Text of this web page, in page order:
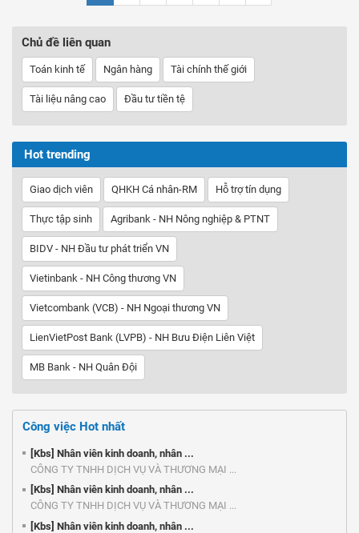
Chủ đề liên quan
Toán kinh tế Ngân hàng Tài chính thế giới
Tài liệu nâng cao Đầu tư tiền tệ
Hot trending
Giao dịch viên QHKH Cá nhân-RM Hỗ trợ tín dụng
Thực tập sinh Agribank - NH Nông nghiệp & PTNT
BIDV - NH Đầu tư phát triển VN
Vietinbank - NH Công thương VN
Vietcombank (VCB) - NH Ngoại thương VN
LienVietPost Bank (LVPB) - NH Bưu Điện Liên Việt
MB Bank - NH Quân Đội
Công việc Hot nhất
[Kbs] Nhân viên kinh doanh, nhân ...
CÔNG TY TNHH DỊCH VỤ VÀ THƯƠNG MẠI ...
[Kbs] Nhân viên kinh doanh, nhân ...
CÔNG TY TNHH DỊCH VỤ VÀ THƯƠNG MẠI ...
[Kbs] Nhân viên kinh doanh, nhân ...